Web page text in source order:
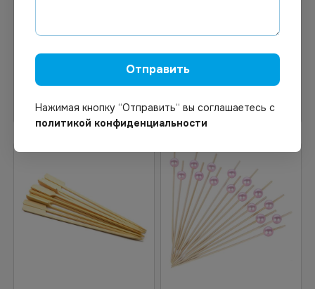
15см 100шт/уп
Отправить
Нажимая кнопку “Отправить“ вы соглашаетесь с
политикой конфиденциальности